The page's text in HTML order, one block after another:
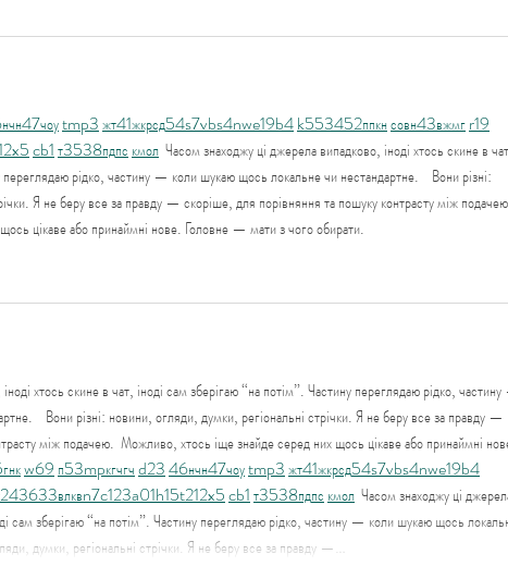
нчн47чоуtmp3жт41жкрсд54s7vbs4nwe19b4k553452ппкнсовн43вжмгr19
2x5cb1т3538пдпс кмол
Часом знаходжу ці джерела випадково, іноді хтось скине в
переглядаю рідко, частину — коли шукаю щось локальне чи нестандартне.    Вони різні:
Я не беру все за правду — скоріше, для порівняння та пошуку контрасту між
цікаве або принаймні нове. Головне — мати з чого обирати.
хтось скине в чат, іноді сам зберігаю “на потім”. Частину переглядаю рідко,
Вони різні: новини, огляди, думки, регіональні стрічки. Я не беру все за правду —
між подачею.  Можливо, хтось іще знайде серед них щось цікаве або принаймні
гнкw69 п53mpкгчгчd2346нчн47чоуtmp3жт41жкрсд54s7vbs4nwe19b4
3633влквn7c123a01h15t212x5cb1т3538пдпс кмол
Часом знаходжу ці
сам зберігаю “на потім”. Частину переглядаю рідко, частину — коли шукаю щось
думки, регіональні стрічки. Я не беру все за правду —…